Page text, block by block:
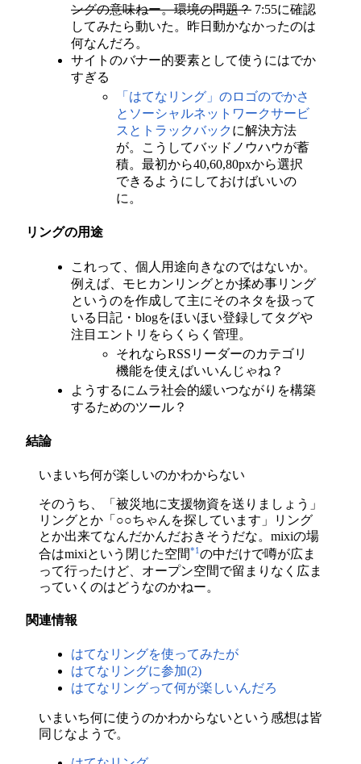
ングの意味ねー。環境の問題？ 7:55に確認
してみたら動いた。昨日動かなかったのは
何なんだろ。
サイトのバナー的要素として使うにはでか
すぎる
「はてなリング」のロゴのでかさ
とソーシャルネットワークサービ
スとトラックバック に解決方法
が。こうしてバッドノウハウが蓄
積。最初から40,60,80pxから選択
できるようにしておけばいいの
に。
リングの用途
これって、個人用途向きなのではないか。
例えば、モヒカンリングとか揉め事リング
というのを作成して主にそのネタを扱って
いる日記・blogをほいほい登録してタグや
注目エントリをらくらく管理。
それならRSSリーダーのカテゴリ
機能を使えばいいんじゃね？
ようするにムラ社会的緩いつながりを構築
するためのツール？
結論
いまいち何が楽しいのかわからない
そのうち、「被災地に支援物資を送りましょう」
リングとか「○○ちゃんを探しています」リング
とか出来てなんだかんだおきそうだな。mixiの場
合はmixiという閉じた空間*1の中だけで噂が広ま
って行ったけど、オープン空間で留まりなく広ま
っていくのはどうなのかねー。
関連情報
はてなリングを使ってみたが
はてなリングに参加(2)
はてなリングって何が楽しいんだろ
いまいち何に使うのかわからないという感想は皆
同じなようで。